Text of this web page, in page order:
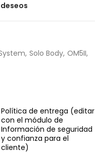
Solo Body OM5II
Política de entrega (editar
con el módulo de
Información de seguridad
y confianza para el
cliente)